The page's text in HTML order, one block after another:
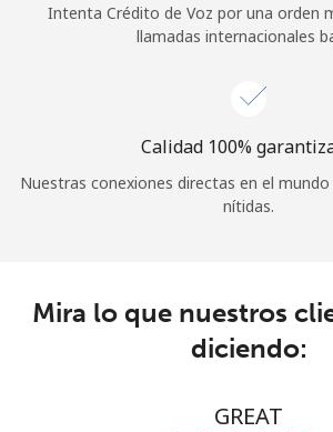
Continuar con
Intenta Crédito de Voz por una orden
llamadas internacionales
Calidad 100%
Nuestras conexiones directas en el
nítidas.
Mira lo que nuestros
diciendo:
GREAT